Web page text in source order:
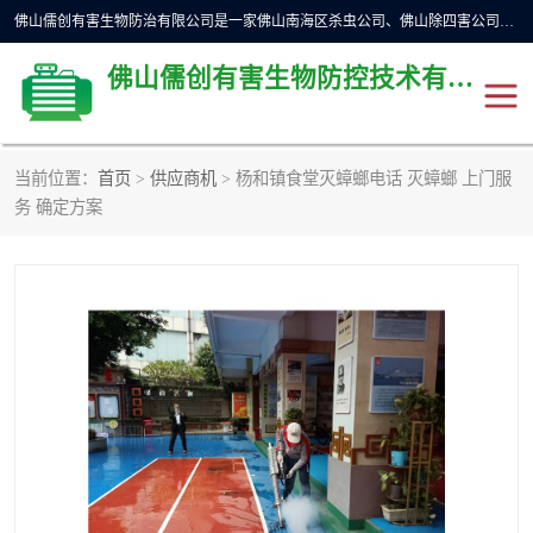
佛山儒创有害生物防治有限公司是一家佛山南海区杀虫公司、佛山除四害公司、佛山灭白蚁公司、佛山白蚁防治公司，让您远离虫害困扰。要问佛山白蚁防治哪家好？佛山儒创有害生物防治有限公司全佛山、广州，正规公司，上门勘查，可靠，售后有保障。
佛山儒创有害生物防控技术有限公司
当前位置： 首页 > 供应商机 > 杨和镇食堂灭蟑螂电话 灭蟑螂 上门服
务 确定方案
除四害公司
佛山灭白蚁公司 佛山杀虫公司
佛山除四害公司 灭鼠
灭蜱虫 消杀
灭苍蝇 灭跳蚤